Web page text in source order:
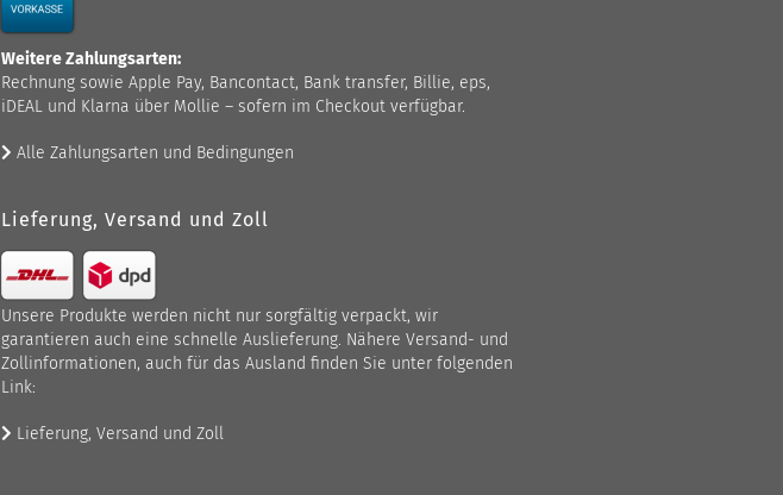
Weitere Zahlungsarten:
Rechnung sowie Apple Pay, Bancontact, Bank transfer, Billie, eps,
iDEAL und Klarna über Mollie – sofern im Checkout verfügbar.
Alle Zahlungsarten und Bedingungen
Lieferung, Versand und Zoll
Unsere Produkte werden nicht nur sorgfältig verpackt, wir
garantieren auch eine schnelle Auslieferung. Nähere Versand- und
Zollinformationen, auch für das Ausland finden Sie unter folgenden
Link:
Lieferung, Versand und Zoll